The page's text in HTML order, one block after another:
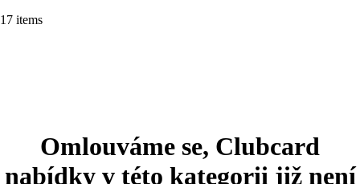
17 items
Omlouváme se, Clubcard
nabídky v této kategorii již není